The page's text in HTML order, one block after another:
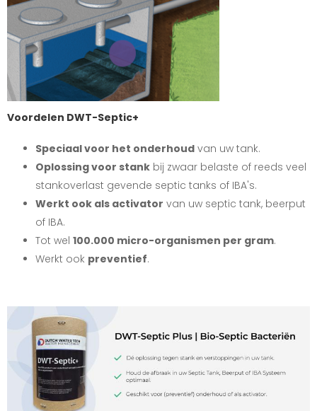
Voordelen DWT-Septic+
Speciaal voor het onderhoud van uw tank.
Oplossing voor stank bij zwaar belaste of reeds veel
stankoverlast gevende septic tanks of IBA's.
Werkt ook als activator van uw septic tank, beerput
of IBA.
Tot wel 100.000 micro-organismen per gram.
Werkt ook preventief.